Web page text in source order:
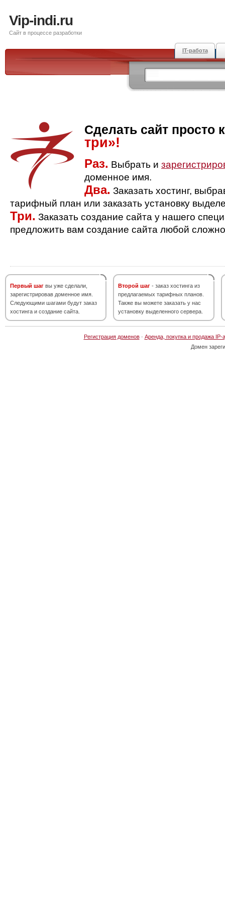
Vip-indi.ru
Сайт в процессе разработки
IT-работа
Сделать сайт просто
три»!
Раз. Выбрать и
доменное имя.
Два. Заказать хостинг,
тарифный план или заказать установку
Три. Заказать создание сайта у нашего
предложить вам создание сайта любой
Первый шаг вы уже сделали,
зарегистрировав доменное имя.
Следующими шагами будут заказ
хостинга и создание сайта.
Второй шаг - заказ хостинга из
предлагаемых тарифных планов.
Также вы можете заказать у нас
установку выделенного сервера.
Регистрация доменов· Аренда, покупка и продажа IP-
Домен